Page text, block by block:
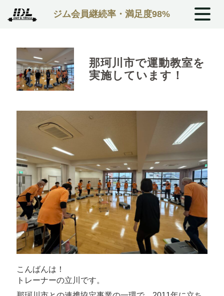
ジム会員継続率・満足度98%
那珂川市で運動教室を
実施しています！
こんばんは！
トレーナーの立川です。